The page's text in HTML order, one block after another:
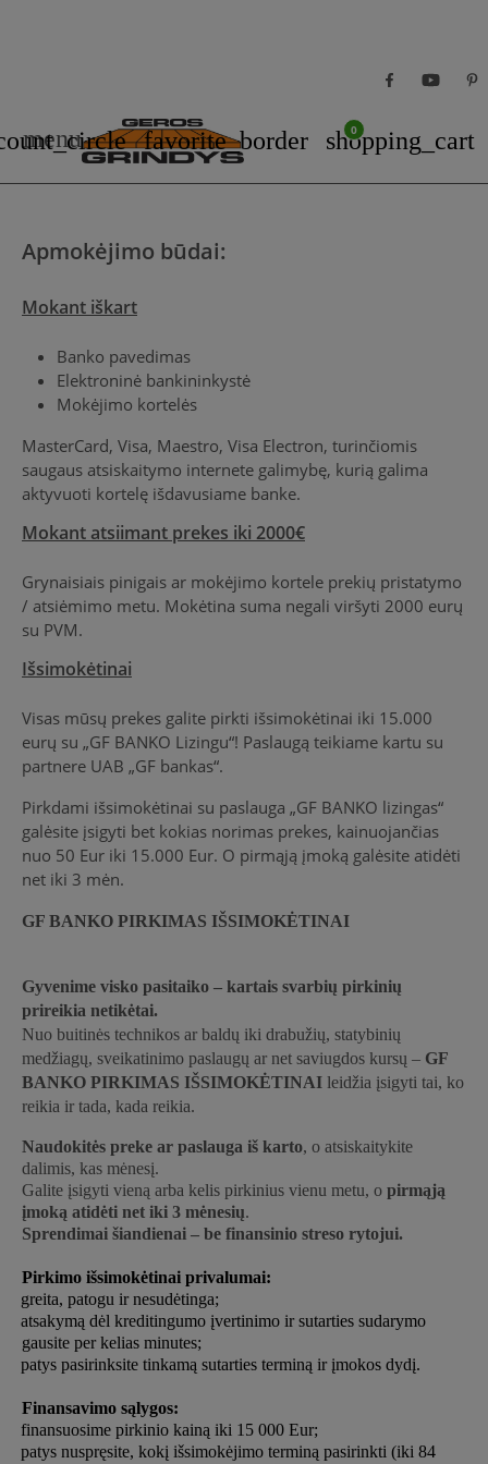
menu favorite_border shopping_cart
0
Apmokėjimo būdai:
Mokant iškart
Banko pavedimas
Elektroninė bankininkystė
Mokėjimo kortelės
MasterCard, Visa, Maestro, Visa Electron, turinčiomis
saugaus atsiskaitymo internete galimybę, kurią galima
aktyvuoti kortelę išdavusiame banke.
Mokant atsiimant prekes iki 2000€
Grynaisiais pinigais ar mokėjimo kortele prekių pristatymo
/ atsiėmimo metu. Mokėtina suma negali viršyti 2000 eurų
su PVM.
Išsimokėtinai
Visas mūsų prekes galite pirkti išsimokėtinai iki 15.000
eurų su „GF BANKO Lizingu“! Paslaugą teikiame kartu su
partnere UAB „GF bankas“.
Pirkdami išsimokėtinai su paslauga „GF BANKO lizingas“
galėsite įsigyti bet kokias norimas prekes, kainuojančias
nuo 50 Eur iki 15.000 Eur. O pirmąją įmoką galėsite atidėti
net iki 3 mėn.
GF BANKO PIRKIMAS IŠSIMOKĖTINAI
Gyvenime visko pasitaiko – kartais svarbių pirkinių
prireikia netikėtai.
Nuo buitinės technikos ar baldų iki drabužių, statybinių
medžiagų, sveikatinimo paslaugų ar net saviugdos kursų – GF
BANKO PIRKIMAS IŠSIMOKĖTINAI leidžia įsigyti tai, ko
reikia ir tada, kada reikia.
Naudokitės preke ar paslauga iš karto, o atsiskaitykite
dalimis, kas mėnesį.
Galite įsigyti vieną arba kelis pirkinius vienu metu, o pirmąją
įmoką atidėti net iki 3 mėnesių.
Sprendimai šiandienai – be finansinio streso rytojui.
Pirkimo išsimokėtinai privalumai:
greita, patogu ir nesudėtinga;
atsakymą dėl kreditingumo įvertinimo ir sutarties sudarymo
gausite per kelias minutes;
patys pasirinksite tinkamą sutarties terminą ir įmokos dydį.
Finansavimo sąlygos:
finansuosime pirkinio kainą iki 15 000 Eur;
patys nuspręsite, kokį išsimokėjimo terminą pasirinkti (iki 84